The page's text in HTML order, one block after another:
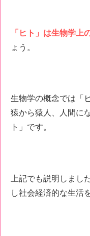
「ヒト」は生物学上
ょう。
生物学の概念では「
猿から猿人、人間に
ト」です。
上記でも説明しま
し社会経済的な生活